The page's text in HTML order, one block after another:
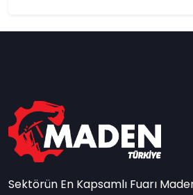
Sektörün En Kapsamlı Fuarı